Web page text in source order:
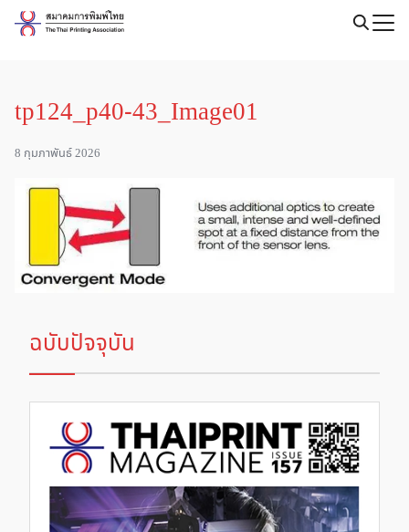
Skip
tp124_p40-43_Image01
8 กุมภาพันธ์ 2026
ฉบับปัจจุบัน